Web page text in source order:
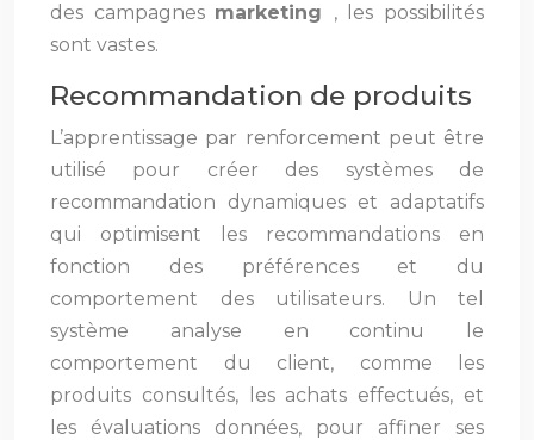
des campagnes marketing , les possibilités
sont vastes.
Recommandation de produits
L’apprentissage par renforcement peut être
utilisé pour créer des systèmes de
recommandation dynamiques et adaptatifs
qui optimisent les recommandations en
fonction des préférences et du
comportement des utilisateurs. Un tel
système analyse en continu le
comportement du client, comme les
produits consultés, les achats effectués, et
les évaluations données, pour affiner ses